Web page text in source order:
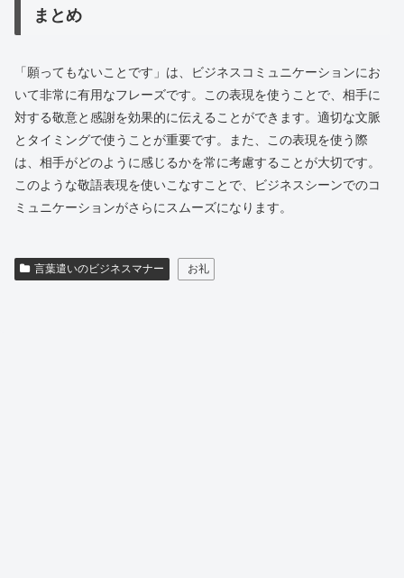
まとめ
「願ってもないことです」は、ビジネスコミュニケーションにお
いて非常に有用なフレーズです。この表現を使うことで、相手に
対する敬意と感謝を効果的に伝えることができます。適切な文脈
とタイミングで使うことが重要です。また、この表現を使う際
は、相手がどのように感じるかを常に考慮することが大切です。
このような敬語表現を使いこなすことで、ビジネスシーンでのコ
ミュニケーションがさらにスムーズになります。
言葉遣いのビジネスマナー お礼